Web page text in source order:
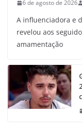
6 de agosto de 2026
A influenciadora e
revelou aos
amamentação